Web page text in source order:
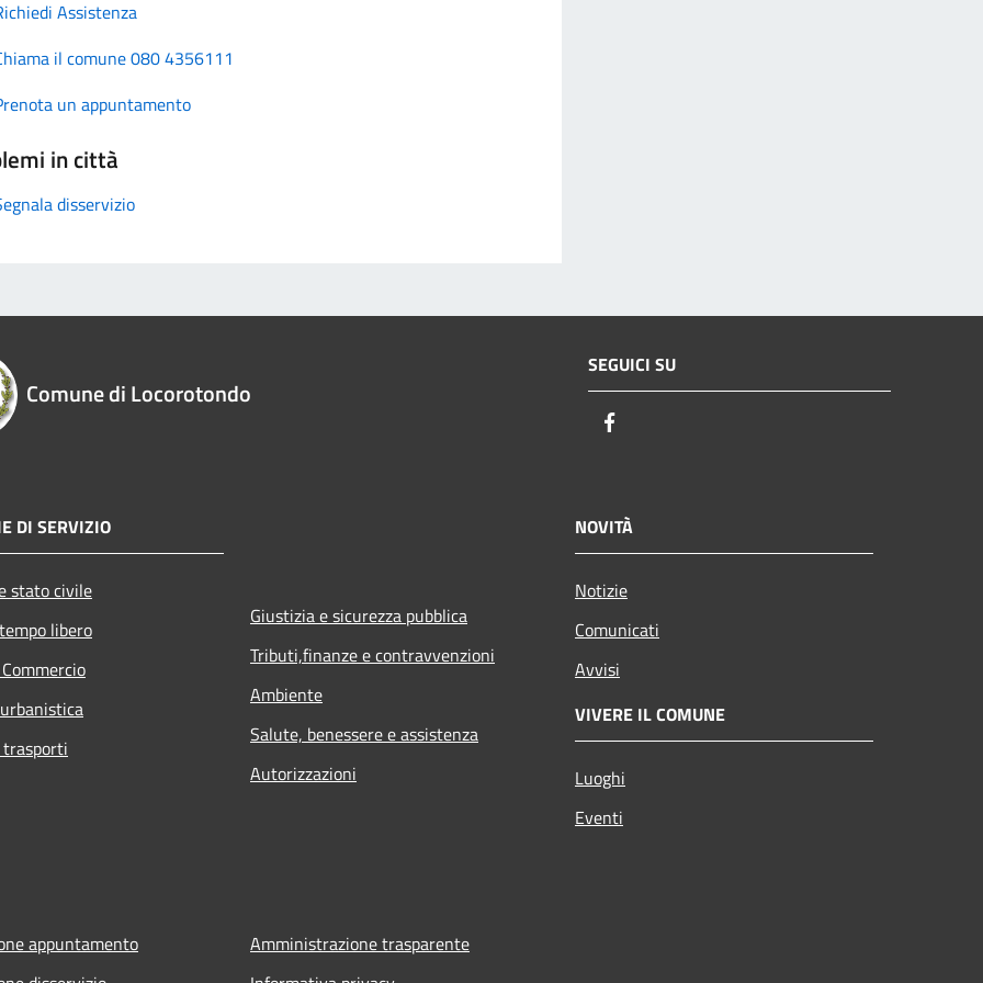
Assistenza
il comune 080 4356111
un appuntamento
in città
disservizio
Comune di Locorotondo
SEGUICI SU
DI SERVIZIO
stato civile
libero
Giustizia e sicurezza pubblica
Tributi,finanze e contravvenzioni
Ambiente
Salute, benessere e assistenza
Autorizzazioni
NOVITÀ
Notizie
Comunicati
Avvisi
VIVERE IL COMUNE
Luoghi
Eventi
appuntamento
Amministrazione trasparente